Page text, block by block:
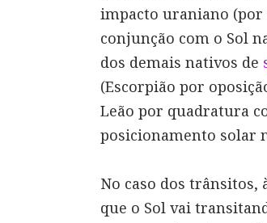
impacto uraniano (por
conjunção com o Sol
dos demais nativos de
(Escorpião por
Leão por quadratura
posicionamento solar
No caso dos trânsitos,
que o Sol vai